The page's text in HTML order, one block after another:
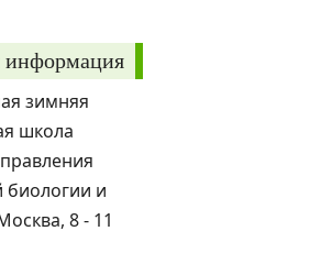
информация
зимняя
школа
биологии и
8 - 11